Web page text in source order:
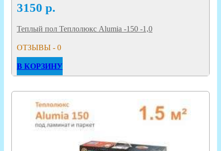
3150 р.
Теплый пол Теплолюкс Alumia -150 -1,0
ОТЗЫВЫ - 0
В КОРЗИНУ